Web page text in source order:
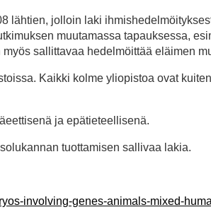
lähtien, jolloin laki
muutamassa tapauksessa,
sallittavaa hedelmöittää eläimen
Kaikki kolme yliopistoa ovat
ja epätieteellisenä.
tuottamisen sallivaa lakia.
involving-genes-animals-mixed-